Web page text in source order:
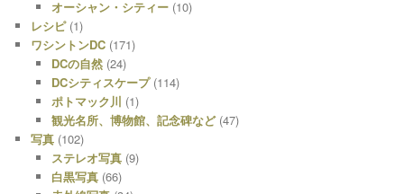
オーシャン・シティー(10)
レシピ(1)
ワシントンDC (171)
DCの自然(24)
DCシティスケープ(114)
ポトマック川 (1)
観光名所、博物館、記念碑など(47)
写真 (102)
ステレオ写真(9)
白黒写真(66)